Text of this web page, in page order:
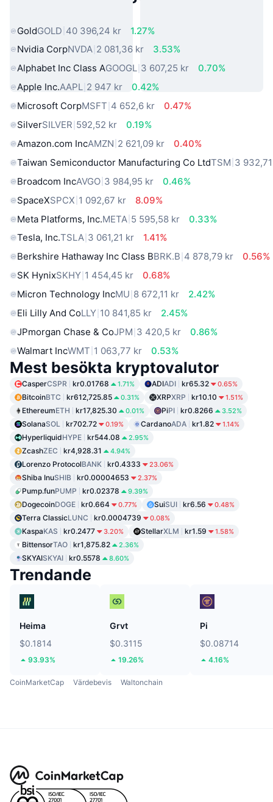
GoldGOLD 40 396,24 kr
1.27%
Nvidia CorpNVDA 2 081,36 kr
3.53%
Alphabet Inc Class AGOOGL 3 607,25 kr
0.70%
Apple Inc.AAPL 2 947 kr
0.42%
Microsoft CorpMSFT 4 652,6 kr
0.47%
SilverSILVER 592,52 kr
0.19%
Amazon.com IncAMZN 2 621,09 kr
0.40%
Taiwan Semiconductor Manufacturing Co LtdTSM 3
Broadcom IncAVGO 3 984,95 kr
0.46%
SpaceXSPCX 1 092,67 kr
8.09%
Meta Platforms, Inc.META 5 595,58 kr
0.33%
Tesla, Inc.TSLA 3 061,21 kr
1.41%
Berkshire Hathaway Inc Class BBRK.B 4 878,79 kr
0.56%
SK HynixSKHY 1 454,45 kr
0.68%
Micron Technology IncMU 8 672,11 kr
2.42%
Eli Lilly And CoLLY 10 841,85 kr
2.45%
JPmorgan Chase & CoJPM 3 420,5 kr
0.86%
Walmart IncWMT 1 063,77 kr 0.53%
Mest besökta kryptovalutor
CasperCSPR kr0.01768 1.71% ADIADI kr65.32 0.65%
BitcoinBTC kr612,725.85 0.31% XRPXRP kr10.10 1.51%
EthereumETH kr17,825.30 0.01% PiPI kr0.8266 3.52%
SolanaSOL kr702.72 0.19% CardanoADA kr1.82 1.14%
HyperliquidHYPE kr544.08 2.95%
ZcashZEC kr4,928.31 4.94%
Lorenzo ProtocolBANK kr0.4333 23.06%
Shiba InuSHIB kr0.00004653 2.37%
Pump.funPUMP kr0.02378 9.39%
DogecoinDOGE kr0.664 0.77% SuiSUI kr6.56 0.48%
Terra ClassicLUNC kr0.0004739 0.08%
KaspaKAS kr0.2477 3.20% StellarXLM kr1.59 1.58%
BittensorTAO kr1,875.82 2.36%
SKYAISKYAI kr0.5578 8.60%
Trendande
Heima
$0.1814
93.93%
Grvt
$0.3115
19.26%
Pi
$0.08714
4.16%
CoinMarketCap Värdebevis Waltonchain